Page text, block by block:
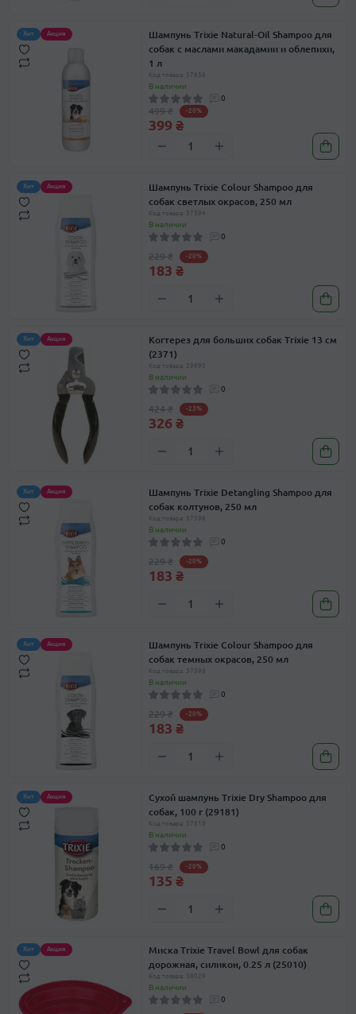
Хит Акция
Шампунь Trixie Natural-Oil Shampoo для
собак с маслами макадамии и облепихи,
1 л
Код товара: 37656
В наличии
0
499 ₴ -20%
399 ₴
Хит Акция
Шампунь Trixie Colour Shampoo для
собак светлых окрасов, 250 мл
Код товара: 37594
В наличии
0
229 ₴ -20%
183 ₴
Хит Акция
Когтерез для больших собак Trixie 13 см
(2371)
Код товара: 29890
В наличии
0
424 ₴ -23%
326 ₴
Хит Акция
Шампунь Trixie Detangling Shampoo для
собак колтунов, 250 мл
Код товара: 37598
В наличии
0
229 ₴ -20%
183 ₴
Хит Акция
Шампунь Trixie Colour Shampoo для
собак темных окрасов, 250 мл
Код товара: 37596
В наличии
0
229 ₴ -20%
183 ₴
Хит Акция
Сухой шампунь Trixie Dry Shampoo для
собак, 100 г (29181)
Код товара: 37618
В наличии
0
169 ₴ -20%
135 ₴
Хит Акция
Миска Trixie Travel Bowl для собак
дорожная, силикон, 0.25 л (25010)
Код товара: 38029
В наличии
0